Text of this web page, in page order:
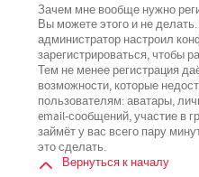
Зачем мне вообще нужно
Вы можете этого и не делать.
администратор настроил
зарегистрироваться, чтобы
Тем не менее регистрация
возможности, которые
пользователям: аватары,
email-сообщений, участие в
займёт у вас всего пару
это сделать.
Вернуться к началу